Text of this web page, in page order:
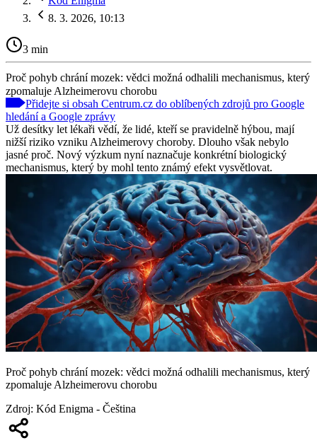
8. 3. 2026, 10:13
3 min
Proč pohyb chrání mozek: vědci možná odhalili mechanismus, který
zpomaluje Alzheimerovu chorobu
Přidejte si obsah Centrum.cz do oblíbených zdrojů pro Google
hledání a Google zprávy
Už desítky let lékaři vědí, že lidé, kteří se pravidelně hýbou, mají
nižší riziko vzniku Alzheimerovy choroby. Dlouho však nebylo
jasné proč. Nový výzkum nyní naznačuje konkrétní biologický
mechanismus, který by mohl tento známý efekt vysvětlovat.
Proč pohyb chrání mozek: vědci možná odhalili mechanismus, který
zpomaluje Alzheimerovu chorobu
Zdroj: Kód Enigma - Čeština